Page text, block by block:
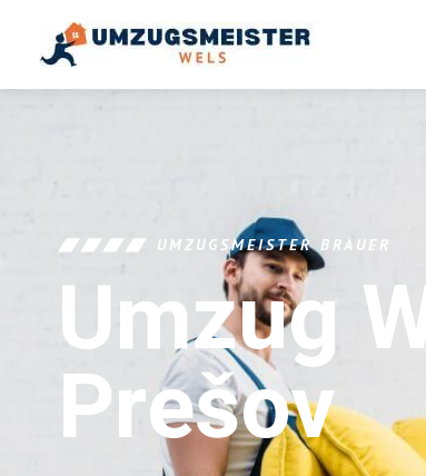
UMZUGSMEISTER BRAUER
Umzug
Prešov